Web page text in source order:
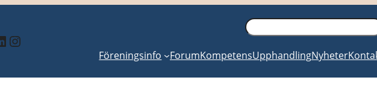
Instagram
Sök
Föreningsinfo ForumKompetensUpphandlingNyheter